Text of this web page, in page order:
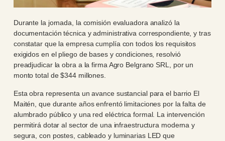
Durante la jornada, la comisión evaluadora analizó la
documentación técnica y administrativa correspondiente, y tras
constatar que la empresa cumplía con todos los requisitos
exigidos en el pliego de bases y condiciones, resolvió
preadjudicar la obra a la firma Agro Belgrano SRL, por un
monto total de $344 millones.
Esta obra representa un avance sustancial para el barrio El
Maitén, que durante años enfrentó limitaciones por la falta de
alumbrado público y una red eléctrica formal. La intervención
permitirá dotar al sector de una infraestructura moderna y
segura, con postes, cableado y luminarias LED que